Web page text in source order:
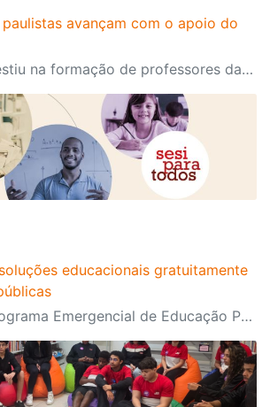
avançam com o apoio do
A instituição investiu na formação de professores das redes municipais ao longo de um ano, impactando quase um milhão de estudantes em 63% dos municípios de São Paulo
educacionais gratuitamente
O objetivo do Programa Emergencial de Educação Pós-Pandemia é recuperar aprendizados. Até o momento, 321 prefeituras já assinaram a parceria que começa em agosto